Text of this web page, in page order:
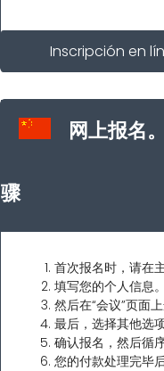
Inscripción en
网上报名
骤
首次报名时，请在
填写您的个人信息。
然后在“会议”页面
最后，选择其他选
确认报名，然后循
您的付款处理完毕